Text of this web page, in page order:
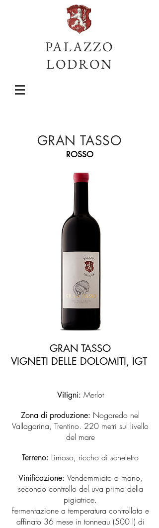
PALAZZO
LODRON
GRAN TASSO
ROSSO
GRAN TASSO
VIGNETI DELLE DOLOMITI, IGT
Vitigni: Merlot
Zona di produzione: Nogaredo nel
Vallagarina, Trentino. 220 metri sul livello
del mare
Terreno: Limoso, riccho di scheletro
Vinificazione: Vendemmiato a mano,
secondo controllo del uva prima della
pigiatrice.
Fermentazione a temperatura controllata e
affinato 36 mese in tonneau (500 l) di